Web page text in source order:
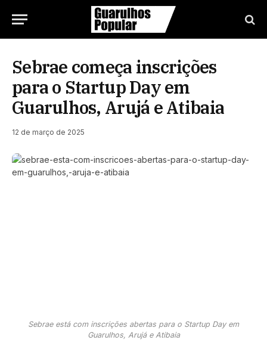
Sebrae começa inscrições
para o Startup Day em
Guarulhos, Arujá e Atibaia
12 de março de 2025
Sebrae está com inscrições abertas para o Startup Day em
Guarulhos, Arujá e Atibaia